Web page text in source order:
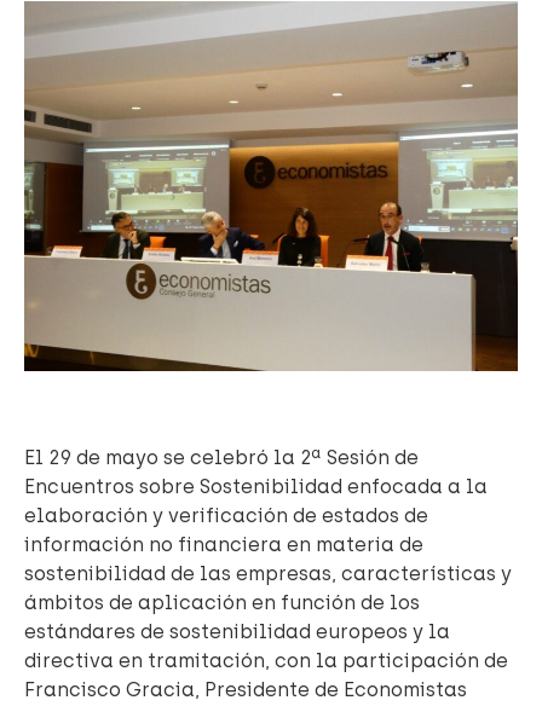
El 29 de mayo se celebró la 2ª Sesión de
Encuentros sobre Sostenibilidad enfocada a la
elaboración y verificación de estados de
información no financiera en materia de
sostenibilidad de las empresas, características y
ámbitos de aplicación en función de los
estándares de sostenibilidad europeos y la
directiva en tramitación, con la participación de
Francisco Gracia, Presidente de Economistas